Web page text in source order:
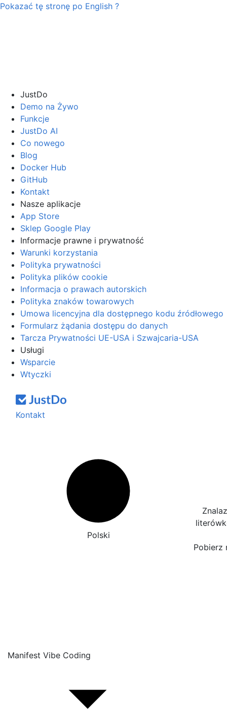
Pokazać tę stronę po English ?
JustDo
Demo na Żywo
Funkcje
JustDo AI
Co nowego
Blog
Docker Hub
GitHub
Kontakt
Nasze aplikacje
App Store
Sklep Google Play
Informacje prawne i prywatność
Warunki korzystania
Polityka prywatności
Polityka plików cookie
Informacja o prawach autorskich
Polityka znaków towarowych
Umowa licencyjna dla dostępnego kodu źródłowego
Formularz żądania dostępu do danych
Tarcza Prywatności UE-USA i Szwajcaria-USA
Usługi
Wsparcie
Wtyczki
Kontakt
Polski
Pobierz
Manifest Vibe Coding